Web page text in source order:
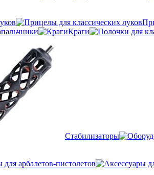
Краги
Стабилизаторы
для арбалетов-пистолетов